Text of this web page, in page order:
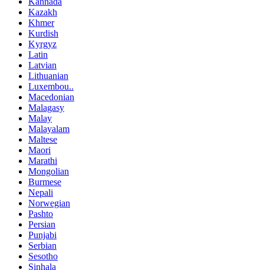
Kazakh
Khmer
Kurdish
Kyrgyz
Latin
Latvian
Lithuanian
Luxembou..
Macedonian
Malagasy
Malay
Malayalam
Maltese
Maori
Marathi
Mongolian
Burmese
Nepali
Norwegian
Pashto
Persian
Punjabi
Serbian
Sesotho
Sinhala